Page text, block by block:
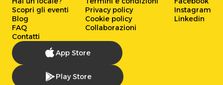
Scopri gli eventi
Blog
FAQ
Contatti
Privacy policy
Cookie policy
Collaborazioni
Instagram
Linkedin
App Store
Play Store